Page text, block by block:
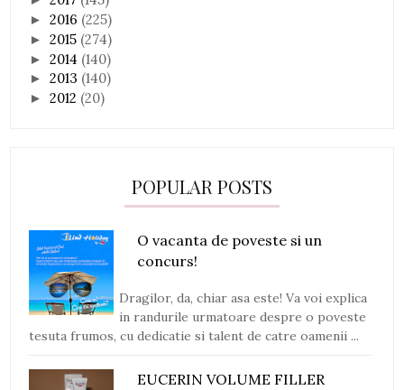
►2016 (225)
►2015 (274)
►2014 (140)
►2013 (140)
►2012 (20)
POPULAR POSTS
O vacanta de poveste si un
concurs!
Dragilor, da, chiar asa este! Va voi explica
in randurile urmatoare despre o poveste
tesuta frumos, cu dedicatie si talent de catre oamenii ...
EUCERIN VOLUME FILLER